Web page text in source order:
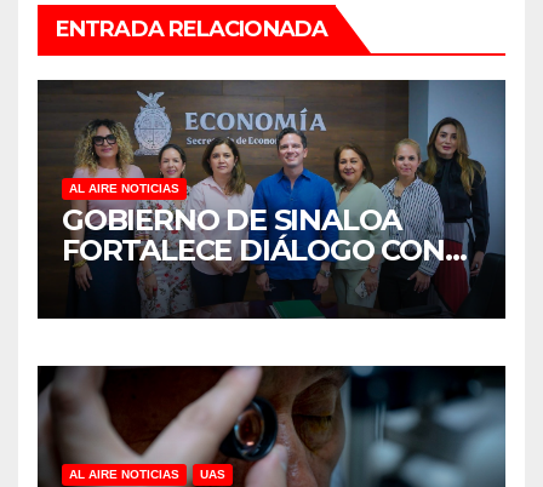
ENTRADA RELACIONADA
AL AIRE NOTICIAS
GOBIERNO DE SINALOA
FORTALECE DIÁLOGO CON
MUJERES EMPRESARIAS DE
CULIACÁN
AL AIRE NOTICIAS UAS